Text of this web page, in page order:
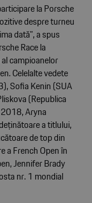
la Porsche
despre turneu
dată", a spus
Race la
campioanelor
Celelalte vedete
Sofia Kenin (SUA
(Republica
Aryna
a titlului,
de top din
a French Open în
Jennifer Brady
nr. 1 mondial